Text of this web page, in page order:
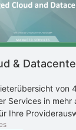
&
von
Services in mehr
Ihre